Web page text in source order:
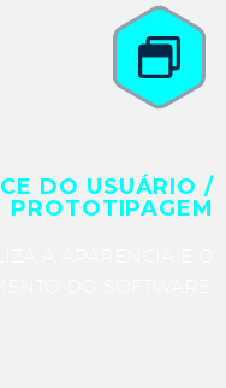
DO USUÁRIO /
PROTOTIPAGEM